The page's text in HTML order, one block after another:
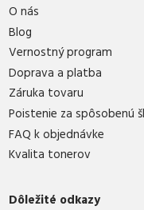
O nás
Blog
Vernostný program
Doprava a platba
Záruka tovaru
Poistenie za spôsobenú
FAQ k objednávke
Kvalita tonerov
Dôležité odkazy